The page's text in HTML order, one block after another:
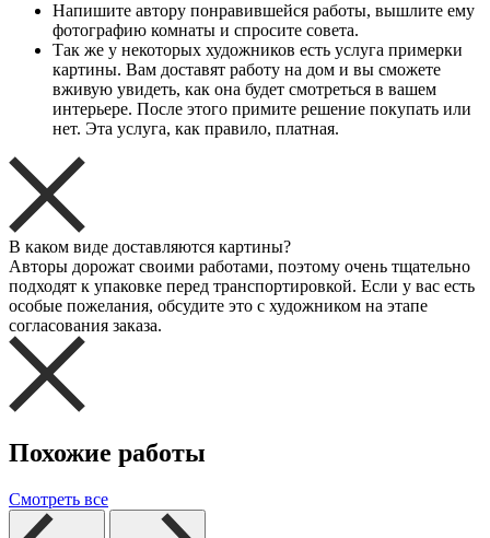
Напишите автору понравившейся работы, вышлите ему
фотографию комнаты и спросите совета.
Так же у некоторых художников есть услуга примерки
картины. Вам доставят работу на дом и вы сможете
вживую увидеть, как она будет смотреться в вашем
интерьере. После этого примите решение покупать или
нет. Эта услуга, как правило, платная.
В каком виде доставляются картины?
Авторы дорожат своими работами, поэтому очень тщательно
подходят к упаковке перед транспортировкой. Если у вас есть
особые пожелания, обсудите это с художником на этапе
согласования заказа.
Похожие работы
Смотреть все